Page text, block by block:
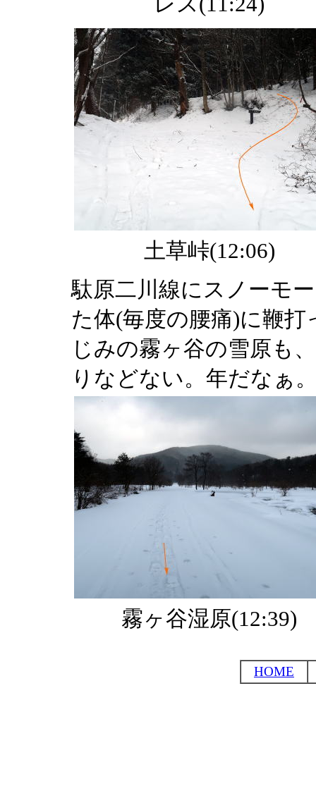
土草峠(12:06)
駄原二川線にスノーモ
た体(毎度の腰痛)に鞭
じみの霧ヶ谷の雪原も
りなどない。年だなぁ
霧ヶ谷湿原(12:39)
HOME